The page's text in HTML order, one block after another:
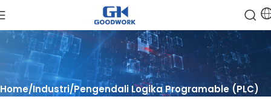
Home Industri Pengendali Logika Programable (PLC)